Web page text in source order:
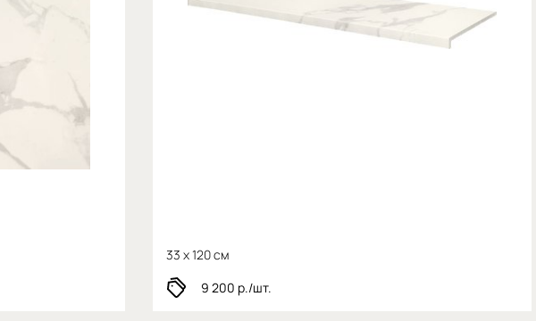
33 x 120 см
9 200 р./шт.